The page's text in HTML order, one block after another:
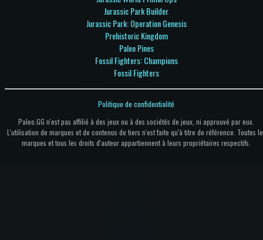
Jurassic Park Builder
Jurassic Park: Operation Genesis
Prehistoric Kingdom
Paleo Pines
Fossil Fighters: Champions
Fossil Fighters
Paleo.GG n'est pas affilié à des jeux ou à des sociétés de jeux, ni approuvé par eux.
L'utilisation de marques et de contenus de tiers n'est faite qu'à titre de référence. Toutes
marques et tous les droits d'auteur appartiennent à leurs propriétaires respectifs.
Politique de confidentialité